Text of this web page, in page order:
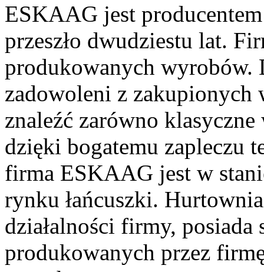
ESKAAG jest
przeszło dwudziestu lat.
produkowanych
zadowoleni z zakupionych
znaleźć zarówno
dzięki bogatemu zapleczu
firma ESKAAG jest w
rynku łańcuszki.
działalności firmy,
produkowanych przez